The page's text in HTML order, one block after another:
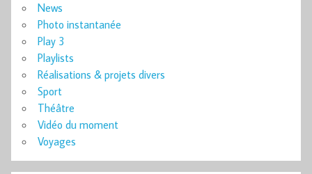
News
Photo instantanée
Play 3
Playlists
Réalisations & projets divers
Sport
Théâtre
Vidéo du moment
Voyages